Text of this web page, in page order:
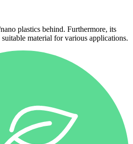
plastics behind. Furthermore, its
material for various applications.